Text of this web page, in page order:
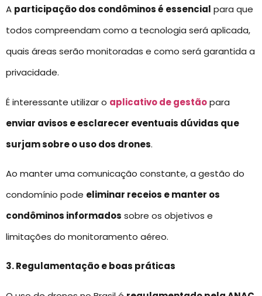
A participação dos condôminos é essencial para que
todos compreendam como a tecnologia será aplicada,
quais áreas serão monitoradas e como será garantida a
privacidade.
É interessante utilizar o aplicativo de gestãopara
enviar avisos e esclarecer eventuais dúvidas que
surjam sobre o uso dos drones.
Ao manter uma comunicação constante, a gestão do
condomínio pode eliminar receios e manter os
condôminos informados sobre os objetivos e
limitações do monitoramento aéreo.
3. Regulamentação e boas práticas